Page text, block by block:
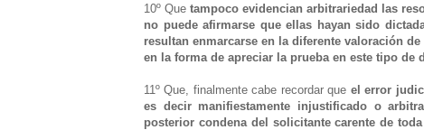
10º Quetampoco evidencian arbitrariedad las
no puede afirmarse que ellas hayan sido
resultan enmarcarse en la diferente valoración
en la forma de apreciar la prueba en este tipo de
11º Que, finalmente cabe recordar que el error
es decir manifiestamente injustificado o
posterior condena del solicitante carente de